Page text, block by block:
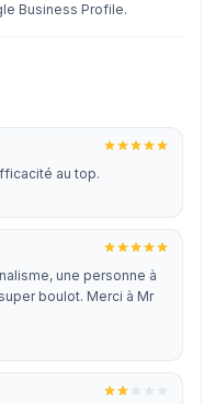
Business Profile.
au top.
une personne à
boulot. Merci à Mr